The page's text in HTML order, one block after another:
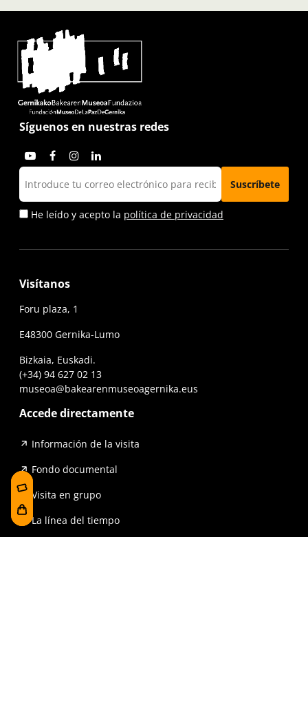
Síguenos en nuestras redes
He leído y acepto la política de privacidad
Visítanos
Foru plaza, 1
E48300 Gernika-Lumo
Bizkaia, Euskadi.
(+34) 94 627 02 13
museoa@bakearenmuseoagernika.eus
Accede directamente
Información de la visita
Fondo documental
Visita en grupo
La línea del tiempo